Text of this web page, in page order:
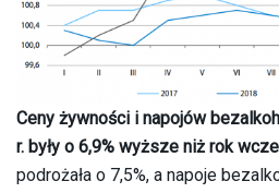
Ceny żywności i napojów
r. były o 6,9% wyższe niż rok
podrożała o 7,5%, a napoje